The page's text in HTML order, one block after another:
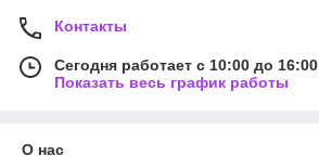
Контакты
Сегодня работает с 10:00 до 16:00
Показать весь график работы
О нас